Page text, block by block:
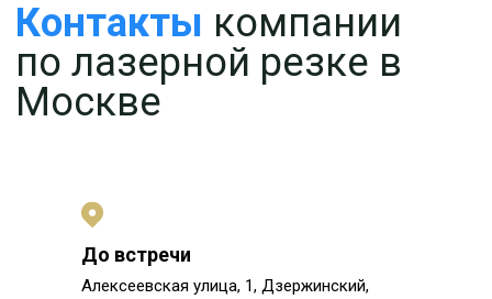
До встречи
Алексеевская улица, 1, Дзержинский,